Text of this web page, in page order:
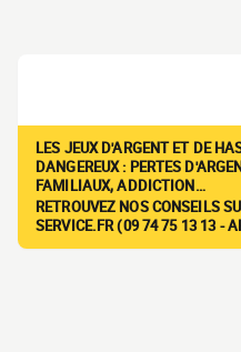
LES JEUX D'ARGENT ET DE
DANGEREUX : PERTES
FAMILIAUX, ADDICTION…
RETROUVEZ NOS CONSEILS
SERVICE.FR (09 74 75 13 13 -